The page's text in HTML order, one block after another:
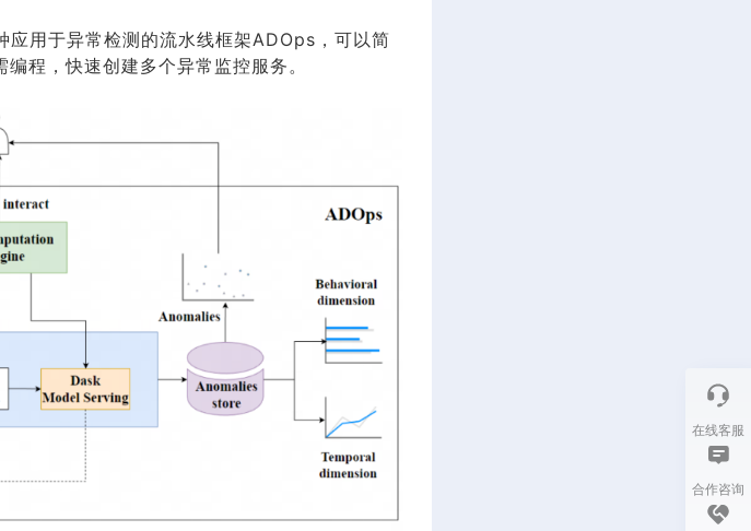
用于异常检测的流水线框架ADOps，可以简
程，快速创建多个异常监控服务。
在线客服
合作咨询